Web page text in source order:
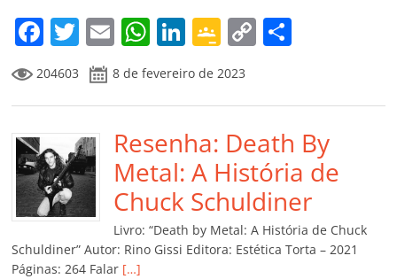
F
a
c
e
b
o
o
k
T
w
itt
er
E
m
ai
l
W
at
s
A
p
p
Li
k
e
dI
n
G
o
o
gl
e
Cl
a
ss
ro
C
y
Li
n
k
p
ar
til
h
ar
204603 8 de fevereiro de 2023
Resenha: Death By
Metal: A História de
Chuck Schuldiner
Livro: “Death by Metal: A História de Chuck
Schuldiner” Autor: Rino Gissi Editora: Estética Torta – 2021
Páginas: 264 Falar […]